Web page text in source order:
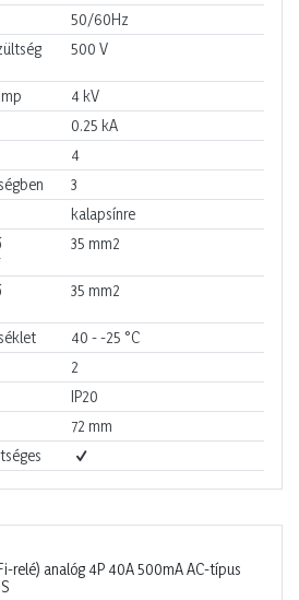
50/60Hz
500 V
4 kV
0.25 kA
4
3
kalapsínre
35 mm2
35 mm2
40 - -25 °C
2
IP20
72 mm
relé) analóg 4P 40A 500mA AC-típus